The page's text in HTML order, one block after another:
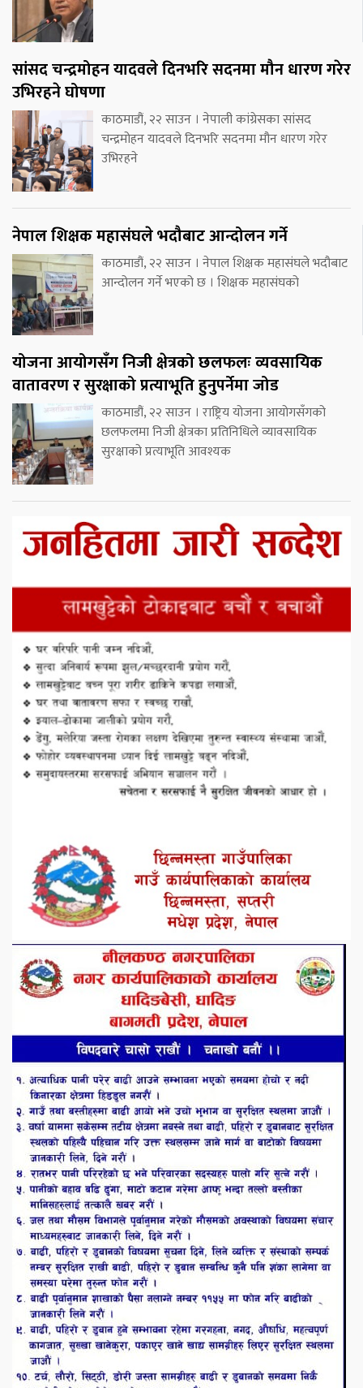
सांसद चन्द्रमोहन यादवले दिनभरि सदनमा मौन धारण गरेर
उभिरहने घोषणा
काठमाडौं, २२ साउन । नेपाली कांग्रेसका सांसद
चन्द्रमोहन यादवले दिनभरि सदनमा मौन धारण गरेर
उभिरहने
नेपाल शिक्षक महासंघले भदौबाट आन्दोलन गर्ने
काठमाडौं, २२ साउन । नेपाल शिक्षक महासंघले भदौबाट
आन्दोलन गर्ने भएको छ । शिक्षक महासंघको
योजना आयोगसँग निजी क्षेत्रको छलफलः व्यवसायिक
वातावरण र सुरक्षाको प्रत्याभूति हुनुपर्नेमा जोड
काठमाडौं, २२ साउन । राष्ट्रिय योजना आयोगसँगको
छलफलमा निजी क्षेत्रका प्रतिनिधिले व्यावसायिक
सुरक्षाको प्रत्याभूति आवश्यक